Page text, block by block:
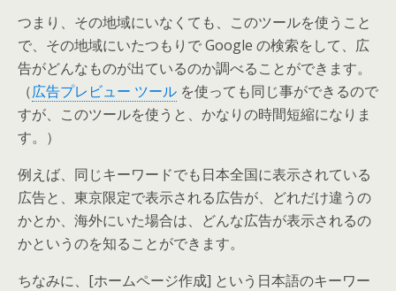
つまり、その地域にいなくても、このツールを使うこと
で、その地域にいたつもりで Google の検索をして、広
告がどんなものが出ているのか調べることができます。
（広告プレビュー ツール を使っても同じ事ができるので
すが、このツールを使うと、かなりの時間短縮になりま
す。）
例えば、同じキーワードでも日本全国に表示されている
広告と、東京限定で表示される広告が、どれだけ違うの
かとか、海外にいた場合は、どんな広告が表示されるの
かというのを知ることができます。
ちなみに、[ホームページ作成] という日本語のキーワー